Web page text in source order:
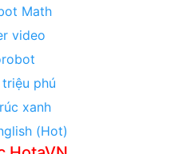
Math
video
triệu phú
xanh
(Hot)